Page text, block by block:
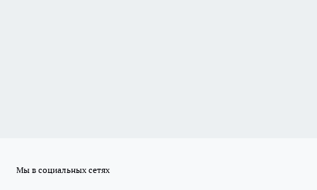
Мы в социальных сетях